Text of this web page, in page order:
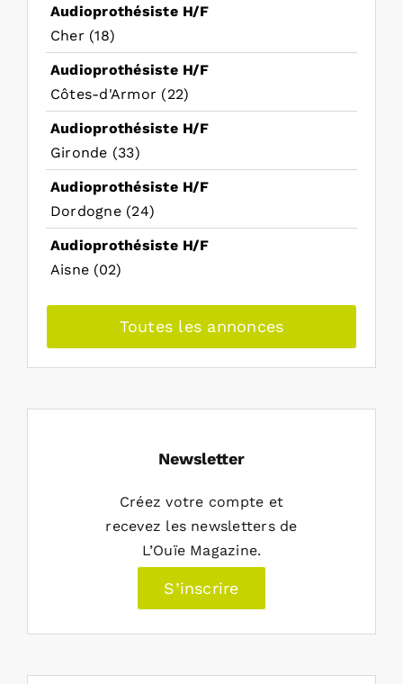
Audioprothésiste H/F
Cher (18)
Audioprothésiste H/F
Côtes-d'Armor (22)
Audioprothésiste H/F
Gironde (33)
Audioprothésiste H/F
Dordogne (24)
Audioprothésiste H/F
Aisne (02)
Toutes les annonces
Newsletter
Créez votre compte et
recevez les newsletters de
L’Ouïe Magazine.
S’inscrire